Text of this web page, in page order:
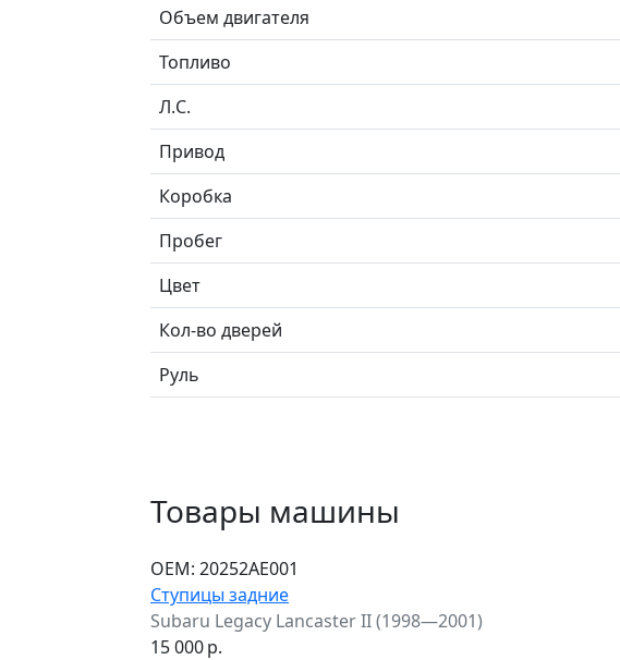
Объем двигателя
Топливо
Л.C.
Привод
Коробка
Пробег
Цвет
Кол-во дверей
Руль
Товары машины
ОЕМ: 20252AE001
Ступицы задние
Subaru Legacy Lancaster II (1998—2001)
15 000р.